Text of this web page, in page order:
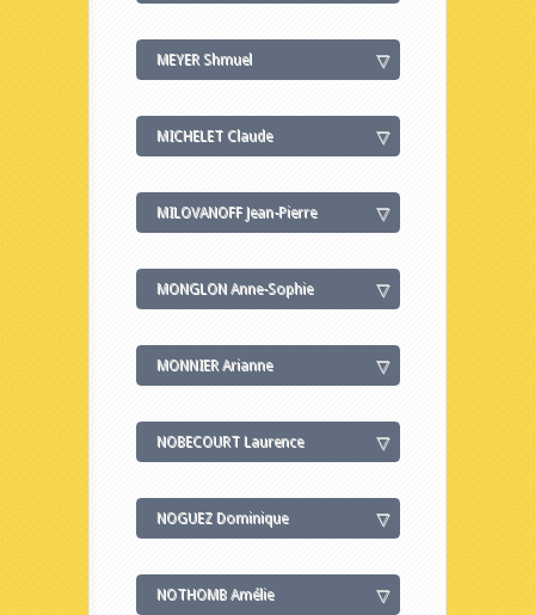
MEYER Shmuel
MICHELET Claude
MILOVANOFF Jean-Pierre
MONGLON Anne-Sophie
MONNIER Arianne
NOBECOURT Laurence
NOGUEZ Dominique
NOTHOMB Amélie